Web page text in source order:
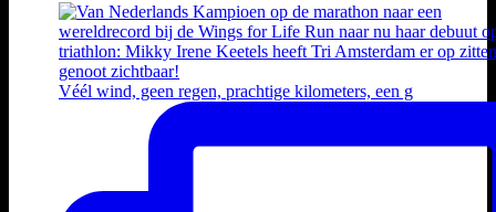
Véél wind, geen regen, prachtige kilometers, een g